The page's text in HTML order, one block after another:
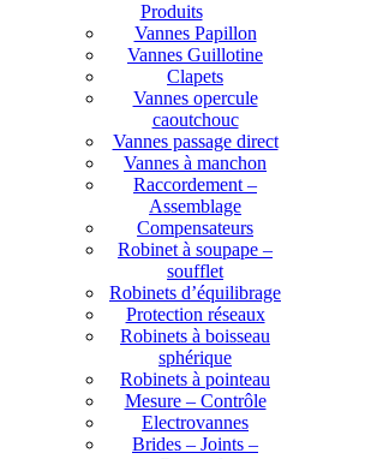
Produits
Vannes Papillon
Vannes Guillotine
Clapets
Vannes opercule
caoutchouc
Vannes passage direct
Vannes à manchon
Raccordement –
Assemblage
Compensateurs
Robinet à soupape –
soufflet
Robinets d’équilibrage
Protection réseaux
Robinets à boisseau
sphérique
Robinets à pointeau
Mesure – Contrôle
Electrovannes
Brides – Joints –